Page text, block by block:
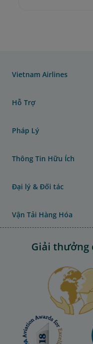
Vietnam Airlines
Hỗ Trợ
Pháp Lý
Thông Tin Hữu Ích
Đại lý & Đối tác
Vận Tải Hàng Hóa
Giải thưởng